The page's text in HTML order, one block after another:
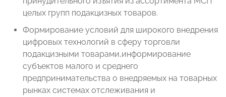
целых групп подакцизных товаров.
Формирование условий для широкого внедрения
цифровых технологий в сферу торговли
подакцизными товарами,информирование
субъектов малого и среднего
предпринимательства о внедряемых на товарных
рынках системах отслеживания и